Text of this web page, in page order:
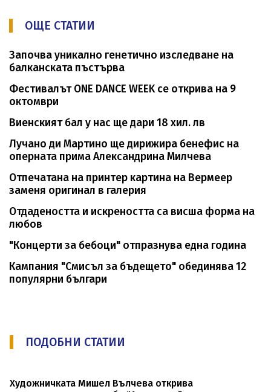
ОЩЕ СТАТИИ
Започва уникално генетично изследване на
балканската пъстърва
Фестивалът ONE DANCE WEEK се открива на 9
октомври
Виенският бал у нас ще дари 18 хил. лв
Лучано ди Мартино ще дирижира бенефис на
оперната прима Александрина Милчева
Отпечатана на принтер картина на Вермеер
заменя оригинал в галерия
Отдадеността и искреността са висша форма на
любов
"Концерти за бебоци" отпразнува една година
Кампания "Смисъл за бъдещето" обединява 12
популярни българи
ПОДОБНИ СТАТИИ
Художничката Мишел Вълчева открива